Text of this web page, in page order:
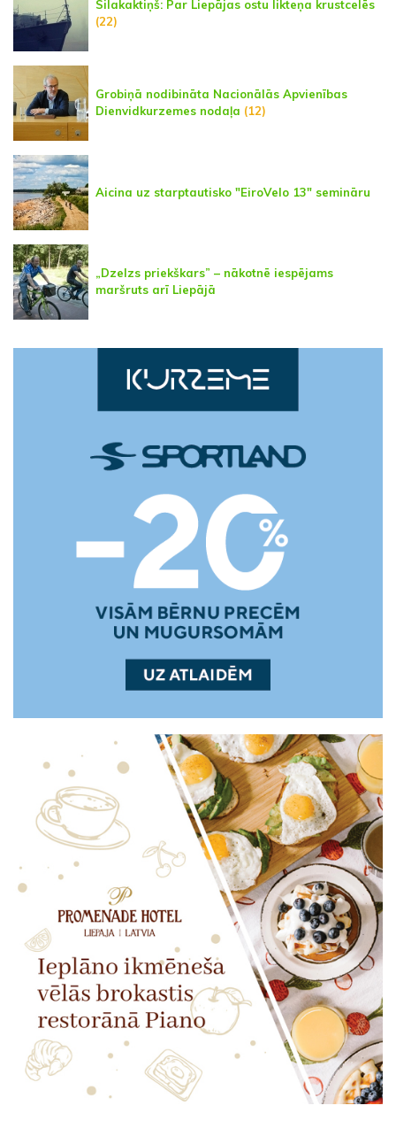
Silakaktiņš: Par Liepājas ostu likteņa krustcelēs
(22)
Grobiņā nodibināta Nacionālās Apvienības
Dienvidkurzemes nodaļa (12)
Aicina uz starptautisko "EiroVelo 13" semināru
„Dzelzs priekškars” – nākotnē iespējams
maršruts arī Liepājā